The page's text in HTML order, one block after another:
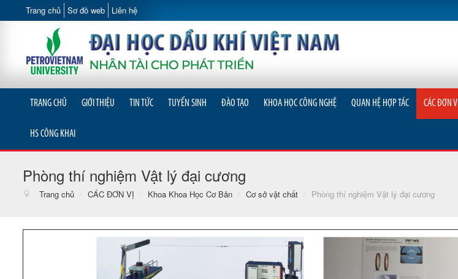
Trang chủ Sơ đồ web Liên hệ
TRANG CHỦ GIỚI THIỆU TIN TỨC TUYỂN SINH ĐÀO TẠO KHOA HỌC CÔNG NGHỆ QUAN HỆ HỢP TÁC CÁC ĐƠN VỊ
HS CÔNG KHAI
Phòng thí nghiệm Vật lý đại cương
Trang chủ / CÁC ĐƠN VỊ / Khoa Khoa Học Cơ Bản / Cơ sở vật chất / Phòng thí nghiệm Vật lý đại cương